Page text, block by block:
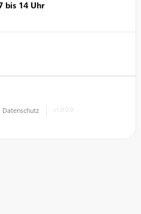
bis 14 Uhr
Datenschutz v1.0.0.0